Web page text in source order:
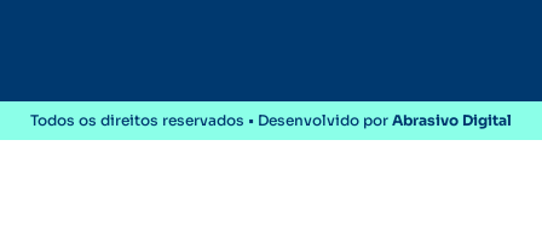
Todos os direitos reservados • Desenvolvido por Abrasivo Digital